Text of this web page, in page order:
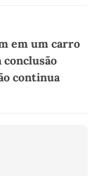
em um carro
conclusão
continua